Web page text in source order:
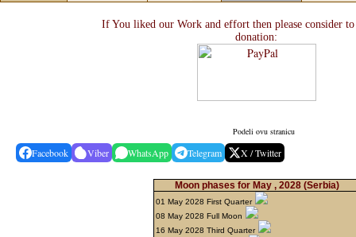
If You liked our Work and effort then please consider
donation:
Podeli ovu stranicu
Facebook Viber WhatsApp Telegram X / Twitter
Moon phases for May , 2028 (Serbia)
01 May 2028 First Quarter
08 May 2028 Full Moon
16 May 2028 Third Quarter